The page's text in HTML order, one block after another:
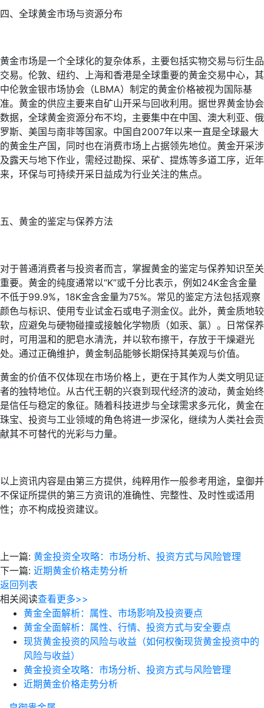
四、全球黄金市场与资源分布
黄金市场是一个全球化的复杂体系，主要包括实物交易与衍生品
交易。伦敦、纽约、上海和香港是全球重要的黄金交易中心，其
中伦敦金银市场协会（LBMA）制定的黄金价格被视为国际基
准。黄金的供应主要来自矿山开采与回收利用。据世界黄金协会
数据，全球黄金资源分布不均，主要集中在中国、澳大利亚、俄
罗斯、美国与南非等国家。中国自2007年以来一直是全球最大
的黄金生产国，同时也在消费市场上占据领先地位。黄金开采涉
及露天与地下作业，需经过勘探、采矿、提炼等多道工序，近年
来，环保与可持续开采日益成为行业关注的焦点。
五、黄金的鉴定与保养方法
对于普通消费者与投资者而言，掌握黄金的鉴定与保养知识至关
重要。黄金的纯度通常以“K”或千分比表示，例如24K金含金量
不低于99.9%，18K金含金量为75%。常见的鉴定方法包括观察
颜色与标识、使用专业试金石或电子测金仪。此外，黄金质地较
软，应避免与硬物碰撞或接触化学物质（如汞、氯）。日常保养
时，可用温和的肥皂水清洗，并以软布擦干，存放于干燥避光
处。通过正确维护，黄金制品能够长期保持其美观与价值。
黄金的价值不仅体现在市场价格上，更在于其作为人类文明见证
者的独特地位。从古代王朝的兴衰到现代经济的波动，黄金始终
是信任与稳定的象征。随着科技进步与全球需求多元化，黄金在
珠宝、投资与工业领域的角色将进一步深化，继续为人类社会贡
献其不可替代的光彩与力量。
以上资讯内容是由第三方提供，纯粹用作一般参考用途，皇御并
不保证所提供的第三方资讯的准确性、完整性、及时性或适用
性；亦不构成投资建议。
上一篇: 黄金投资全攻略：市场分析、投资方式与风险管理
下一篇: 近期黄金价格走势分析
返回列表
相关阅读查看更多>>
黄金全面解析：属性、市场影响及投资要点
黄金全面解析：属性、行情、投资方式与安全要点
现货黄金投资的风险与收益（如何权衡现货黄金投资中的
风险与收益）
黄金投资全攻略：市场分析、投资方式与风险管理
近期黄金价格走势分析